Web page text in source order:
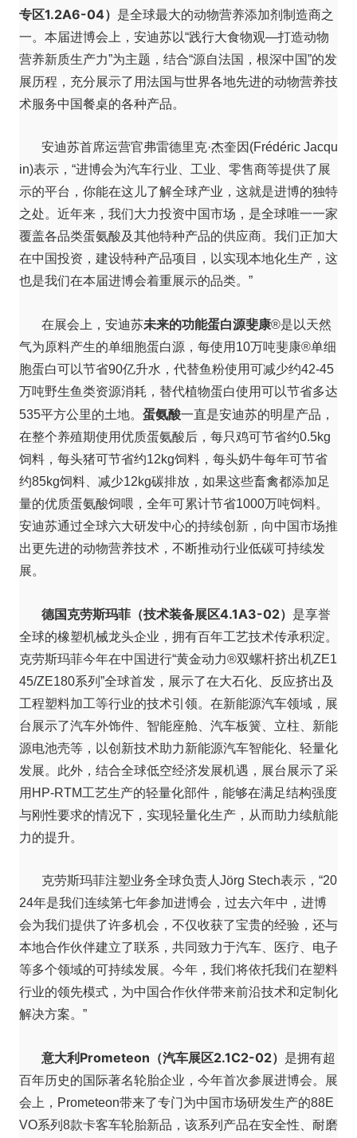
专区1.2A6-04） 是全球最大的动物营养添加剂制造商之
一。本届进博会上，安迪苏以“践行大食物观—打造动物
营养新质生产力”为主题，结合“源自法国，根深中国”的发
展历程，充分展示了用法国与世界各地先进的动物营养技
术服务中国餐桌的各种产品。
安迪苏首席运营官弗雷德里克·杰奎因(Frédéric Jacqu
in)表示，“进博会为汽车行业、工业、零售商等提供了展
示的平台，你能在这儿了解全球产业，这就是进博的独特
之处。近年来，我们大力投资中国市场，是全球唯一一家
覆盖各品类蛋氨酸及其他特种产品的供应商。我们正加大
在中国投资，建设特种产品项目，以实现本地化生产，这
也是我们在本届进博会着重展示的品类。”
在展会上，安迪苏未来的功能蛋白源斐康®是以天然
气为原料产生的单细胞蛋白源，每使用10万吨斐康®单细
胞蛋白可以节省90亿升水，代替鱼粉使用可减少约42-45
万吨野生鱼类资源消耗，替代植物蛋白使用可以节省多达
535平方公里的土地。 蛋氨酸一直是安迪苏的明星产品，
在整个养殖期使用优质蛋氨酸后，每只鸡可节省约0.5kg
饲料，每头猪可节省约12kg饲料，每头奶牛每年可节省
约85kg饲料、减少12kg碳排放，如果这些畜禽都添加足
量的优质蛋氨酸饲喂，全年可累计节省1000万吨饲料。
安迪苏通过全球六大研发中心的持续创新，向中国市场推
出更先进的动物营养技术，不断推动行业低碳可持续发
展。
德国克劳斯玛菲（技术装备展区4.1A3-02） 是享誉
全球的橡塑机械龙头企业，拥有百年工艺技术传承积淀。
克劳斯玛菲今年在中国进行“黄金动力®双螺杆挤出机ZE1
45/ZE180系列”全球首发，展示了在大石化、反应挤出及
工程塑料加工等行业的技术引领。在新能源汽车领域，展
台展示了汽车外饰件、智能座舱、汽车板簧、立柱、新能
源电池壳等，以创新技术助力新能源汽车智能化、轻量化
发展。此外，结合全球低空经济发展机遇，展台展示了采
用HP-RTM工艺生产的轻量化部件，能够在满足结构强度
与刚性要求的情况下，实现轻量化生产，从而助力续航能
力的提升。
克劳斯玛菲注塑业务全球负责人Jörg Stech表示，“20
24年是我们连续第七年参加进博会，过去六年中，进博
会为我们提供了许多机会，不仅收获了宝贵的经验，还与
本地合作伙伴建立了联系，共同致力于汽车、医疗、电子
等多个领域的可持续发展。今年，我们将依托我们在塑料
行业的领先模式，为中国合作伙伴带来前沿技术和定制化
解决方案。”
意大利Prometeon（汽车展区2.1C2-02） 是拥有超
百年历史的国际著名轮胎企业，今年首次参展进博会。展
会上，Prometeon带来了专门为中国市场研发生产的88E
VO系列8款卡客车轮胎新品，该系列产品在安全性、耐磨